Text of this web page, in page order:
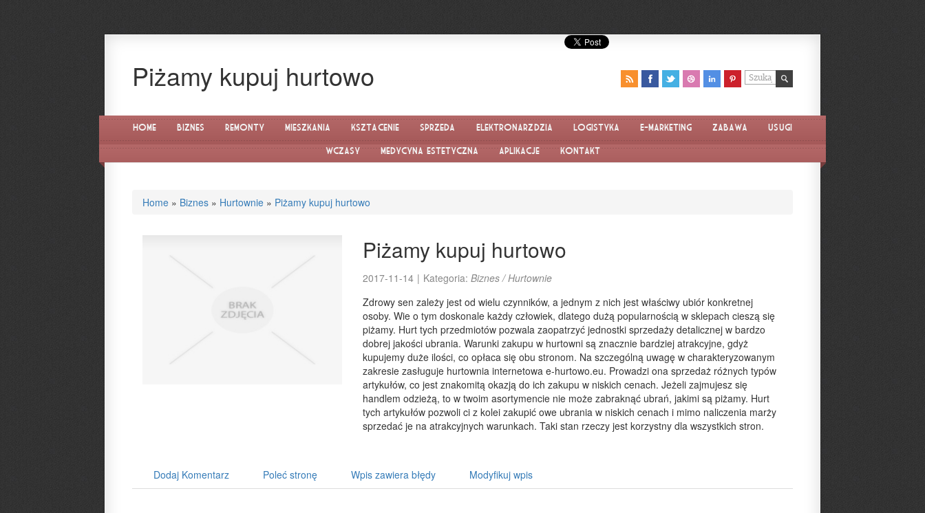
Piżamy kupuj hurtowo
Home Biznes Remonty Mieszkania Kształcenie Sprzedaż Elektronarzędzia Logistyka E-marketing Zabawa Usługi
Wczasy Medycyna estetyczna Aplikacje Kontakt
Home » Biznes » Hurtownie » Piżamy kupuj hurtowo
Piżamy kupuj hurtowo
2017-11-14 | Kategoria: Biznes / Hurtownie
Zdrowy sen zależy jest od wielu czynników, a jednym z nich jest właściwy ubiór konkretnej
osoby. Wie o tym doskonale każdy człowiek, dlatego dużą popularnością w sklepach cieszą się
piżamy. Hurt tych przedmiotów pozwala zaopatrzyć jednostki sprzedaży detalicznej w bardzo
dobrej jakości ubrania. Warunki zakupu w hurtowni są znacznie bardziej atrakcyjne, gdyż
kupujemy duże ilości, co opłaca się obu stronom. Na szczególną uwagę w charakteryzowanym
zakresie zasługuje hurtownia internetowa e-hurtowo.eu. Prowadzi ona sprzedaż różnych typów
artykułów, co jest znakomitą okazją do ich zakupu w niskich cenach. Jeżeli zajmujesz się
handlem odzieżą, to w twoim asortymencie nie może zabraknąć ubrań, jakimi są piżamy. Hurt
tych artykułów pozwoli ci z kolei zakupić owe ubrania w niskich cenach i mimo naliczenia marży
sprzedać je na atrakcyjnych warunkach. Taki stan rzeczy jest korzystny dla wszystkich stron.
Dodaj Komentarz Poleć stronę Wpis zawiera błędy Modyfikuj wpis